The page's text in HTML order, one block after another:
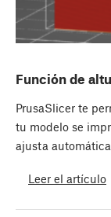
Función de
PrusaSlicer te
tu modelo se
ajusta
Leer el artículo